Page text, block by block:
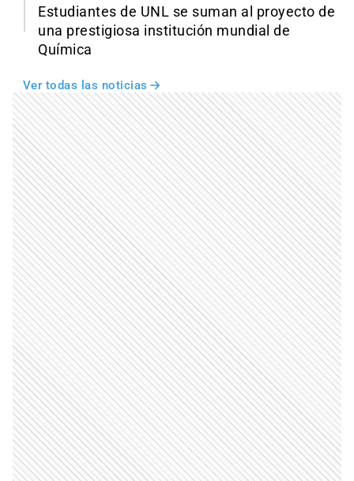
Estudiantes de UNL se suman al proyecto de
una prestigiosa institución mundial de
Química
Ver todas las noticias